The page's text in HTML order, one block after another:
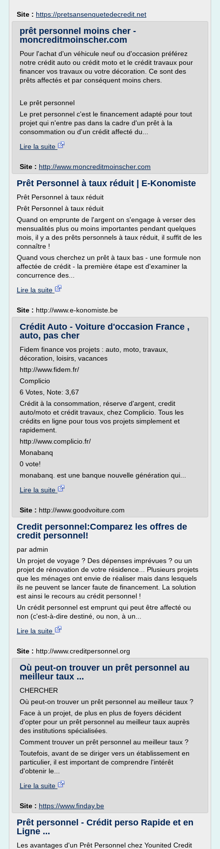
Site : https://pretsansenquetedecredit.net
prêt personnel moins cher -
moncreditmoinscher.com
Pour l'achat d'un véhicule neuf ou d'occasion préférez
notre crédit auto ou crédit moto et le crédit travaux pour
financer vos travaux ou votre décoration. Ce sont des
prêts affectés et par conséquent moins chers.
Le prêt personnel
Le pret personnel c'est le financement adapté pour tout
projet qui n'entre pas dans la cadre d'un prêt à la
consommation ou d'un crédit affecté du...
Lire la suite
Site : http://www.moncreditmoinscher.com
Prêt Personnel à taux réduit | E-Konomiste
Prêt Personnel à taux réduit
Prêt Personnel à taux réduit
Quand on emprunte de l'argent on s'engage à verser des
mensualités plus ou moins importantes pendant quelques
mois, il y a des prêts personnels à taux réduit, il suffit de les
connaître !
Quand vous cherchez un prêt à taux bas - une formule non
affectée de crédit - la première étape est d'examiner la
concurrence des...
Lire la suite
Site : http://www.e-konomiste.be
Crédit Auto - Voiture d'occasion France ,
auto, pas cher
Fidem finance vos projets : auto, moto, travaux,
décoration, loisirs, vacances
http://www.fidem.fr/
Complicio
6 Votes, Note: 3,67
Crédit à la consommation, réserve d'argent, credit
auto/moto et crédit travaux, chez Complicio. Tous les
crédits en ligne pour tous vos projets simplement et
rapidement.
http://www.complicio.fr/
Monabanq
0 vote!
monabanq. est une banque nouvelle génération qui...
Lire la suite
Site : http://www.goodvoiture.com
Credit personnel:Comparez les offres de
credit personnel!
par admin
Un projet de voyage ? Des dépenses imprévues ? ou un
projet de rénovation de votre résidence... Plusieurs projets
que les ménages ont envie de réaliser mais dans lesquels
ils ne peuvent se lancer faute de financement. La solution
est ainsi le recours au crédit personnel !
Un crédit personnel est emprunt qui peut être affecté ou
non (c'est-à-dire destiné, ou non, à un...
Lire la suite
Site : http://www.creditpersonnel.org
Où peut-on trouver un prêt personnel au
meilleur taux ...
CHERCHER
Où peut-on trouver un prêt personnel au meilleur taux ?
Face à un projet, de plus en plus de foyers décident
d'opter pour un prêt personnel au meilleur taux auprès
des institutions spécialisées.
Comment trouver un prêt personnel au meilleur taux ?
Toutefois, avant de se diriger vers un établissement en
particulier, il est important de comprendre l'intérêt
d'obtenir le...
Lire la suite
Site : https://www.finday.be
Prêt personnel - Crédit perso Rapide et en
Ligne ...
Les avantages d'un Prêt Personnel chez Younited Credit